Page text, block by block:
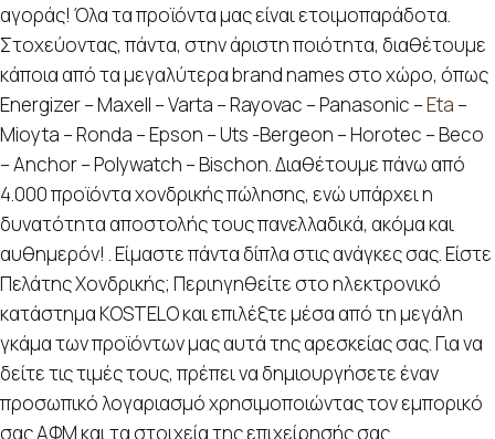
αγοράς! Όλα τα προϊόντα μας είναι ετοιμοπαράδοτα.
Στοχεύοντας, πάντα, στην άριστη ποιότητα, διαθέτουμε
κάποια από τα μεγαλύτερα brand names στο χώρο, όπως
Energizer – Maxell – Varta – Rayovac – Panasonic –Eta –
Mioyta – Ronda – Epson – Uts -Bergeon – Horotec – Beco
– Anchor – Polywatch – Bischon. Διαθέτουμε πάνω από
4.000 προϊόντα χονδρικής πώλησης, ενώ υπάρχει η
δυνατότητα αποστολής τους πανελλαδικά, ακόμα και
αυθημερόν! . Είμαστε πάντα δίπλα στις ανάγκες σας. Είστε
Πελάτης Χονδρικής; Περιηγηθείτε στο ηλεκτρονικό
κατάστημα KOSTELO και επιλέξτε μέσα από τη μεγάλη
γκάμα των προϊόντων μας αυτά της αρεσκείας σας. Για να
δείτε τις τιμές τους, πρέπει να δημιουργήσετε έναν
προσωπικό λογαριασμό χρησιμοποιώντας τον εμπορικό
σας ΑΦΜ και τα στοιχεία της επιχείρησής σας.